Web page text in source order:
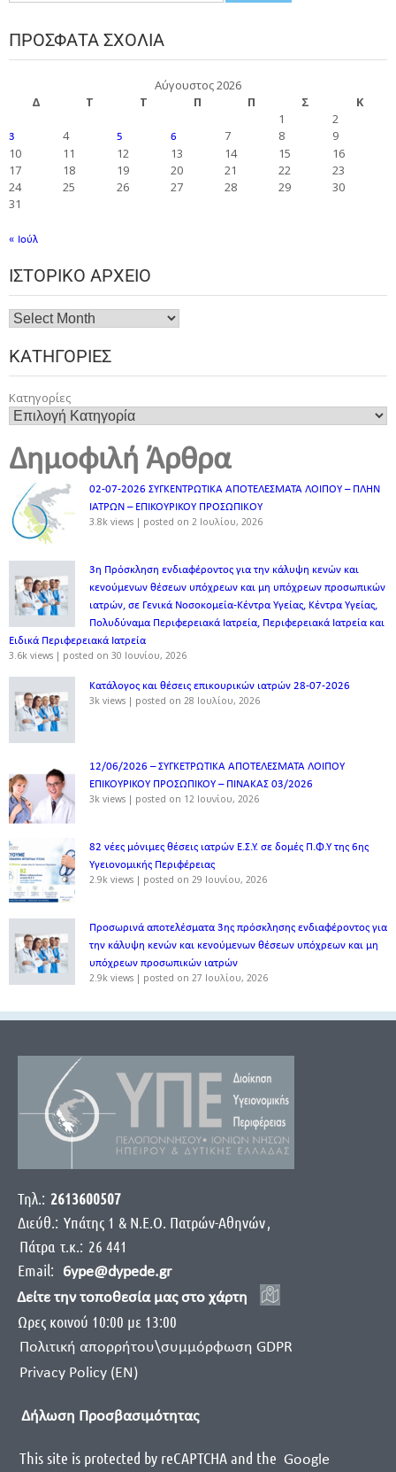
ΠΡΌΣΦΑΤΑ ΣΧΌΛΙΑ
Αύγουστος 2026
Δ
Τ Τ Π Π Σ
Κ
1
2
3 4 5 6 7 8
9
10
11 12 13 14 15
16
17
18 19 20 21 22
23
24
25 26 27 28 29
30
31
« Ιούλ
ΙΣΤΟΡΙΚΌ ΑΡΧΕΊΟ
ΚΑΤΗΓΟΡΊΕΣ
Κατηγορίες
Δημοφιλή Άρθρα
02-07-2026 ΣΥΓΚΕΝΤΡΩΤΙΚΑ ΑΠΟΤΕΛΕΣΜΑΤΑ ΛΟΙΠΟΥ – ΠΛΗΝ
ΙΑΤΡΩΝ – ΕΠΙΚΟΥΡΙΚΟΥ ΠΡΟΣΩΠΙΚOY
3.8k views | posted on 2 Ιουλίου, 2026
3η Πρόσκληση ενδιαφέροντος για την κάλυψη κενών και
κενούμενων θέσεων υπόχρεων και μη υπόχρεων προσωπικών
ιατρών, σε Γενικά Νοσοκομεία-Κέντρα Υγείας, Κέντρα Υγείας,
Πολυδύναμα Περιφερειακά Ιατρεία, Περιφερειακά Ιατρεία και
Ειδικά Περιφερειακά Ιατρεία
3.6k views | posted on 30 Ιουνίου, 2026
Κατάλογος και θέσεις επικουρικών ιατρών 28-07-2026
3k views | posted on 28 Ιουλίου, 2026
12/06/2026 – ΣΥΓΚΕΤΡΩΤΙΚΑ ΑΠΟΤΕΛΕΣΜΑΤΑ ΛΟΙΠΟΥ
ΕΠΙΚΟΥΡΙΚΟΥ ΠΡΟΣΩΠΙΚΟΥ – ΠΙΝΑΚΑΣ 03/2026
3k views | posted on 12 Ιουνίου, 2026
82 νέες μόνιμες θέσεις ιατρών Ε.Σ.Υ. σε δομές Π.Φ.Υ της 6ης
Υγειονομικής Περιφέρειας
2.9k views | posted on 29 Ιουνίου, 2026
Προσωρινά αποτελέσματα 3ης πρόσκλησης ενδιαφέροντος για
την κάλυψη κενών και κενούμενων θέσεων υπόχρεων και μη
υπόχρεων προσωπικών ιατρών
2.9k views | posted on 27 Ιουλίου, 2026
Τηλ.: 2613600507
Διεύθ.: Yπάτης 1 & Ν.Ε.Ο. Πατρών-Αθηνών,
Πάτρα τ.κ.: 26 441
Email:
6ype@dypede.gr
Δείτε την τοποθεσία μας στο χάρτη
Ωρες κοινού 10:00 με 13:00
Πολιτική απορρήτου\συμμόρφωση GDPR
Privacy Policy (EN)
Δήλωση Προσβασιμότητας
This site is protected by reCAPTCHA and the Google